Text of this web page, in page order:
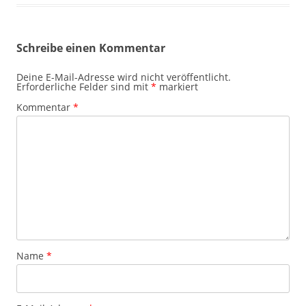
Schreibe einen Kommentar
Deine E-Mail-Adresse wird nicht veröffentlicht.
Erforderliche Felder sind mit * markiert
Kommentar *
Name *